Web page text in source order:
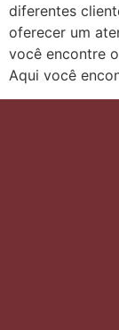
diferentes
oferecer um
você encontre
Aqui você